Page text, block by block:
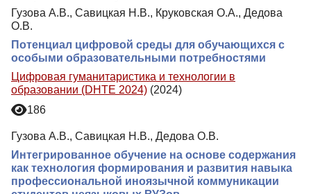
Гузова А.В., Савицкая Н.В., Круковская О.А., Дедова
О.В.
Потенциал цифровой среды для обучающихся с
особыми образовательными потребностями
Цифровая гуманитаристика и технологии в
образовании (DHTE 2024) (2024)
186
Гузова А.В., Савицкая Н.В., Дедова О.В.
Интегрированное обучение на основе содержания
как технология формирования и развития навыка
профессиональной иноязычной коммуникации